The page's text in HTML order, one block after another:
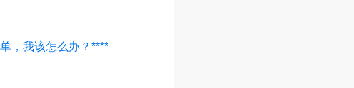
，我该怎么办？****